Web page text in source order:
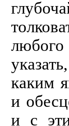
любого
каким
и
и с